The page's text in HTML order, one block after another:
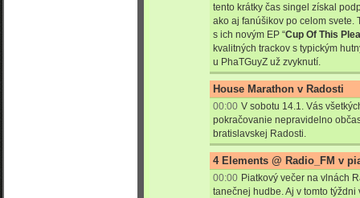
tento krátky čas singel získal
ako aj fanúšikov po celom svete.
s ich novým EP “Cup Of This
kvalitných trackov s typickým
u PhaTGuyZ už zvyknutí.
House Marathon v Radosti
00:00 V sobotu 14.1. Vás
pokračovanie nepravidelno
bratislavskej Radosti.
4 Elements @ Radio_FM v
00:00 Piatkový večer na vlnách
tanečnej hudbe. Aj v tomto